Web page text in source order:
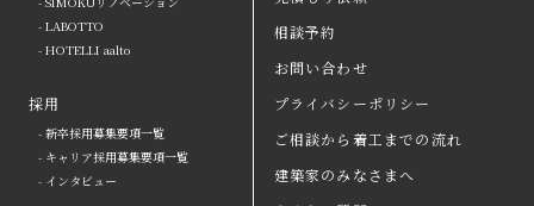
採用
イベント
事例紹介
取引会社の皆さまへ
プライバシーポリシー
コラム
見積もり依頼
- LABOTTO
- HOTELLI aalto
採用
- 新卒採用募集要項一覧
- キャリア採用募集要項一覧
- インタビュー
ご相談から着工までの流れ
建築家のみなさまへ
相談予約
お問い合わせ
プライバシーポリシー